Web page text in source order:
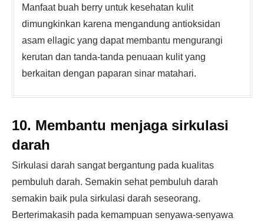
Manfaat buah berry untuk kesehatan kulit
dimungkinkan karena mengandung antioksidan
asam ellagic yang dapat membantu mengurangi
kerutan dan tanda-tanda penuaan kulit yang
berkaitan dengan paparan sinar matahari.
10. Membantu menjaga sirkulasi
darah
Sirkulasi darah sangat bergantung pada kualitas
pembuluh darah. Semakin sehat pembuluh darah
semakin baik pula sirkulasi darah seseorang.
Berterimakasih pada kemampuan senyawa-senyawa